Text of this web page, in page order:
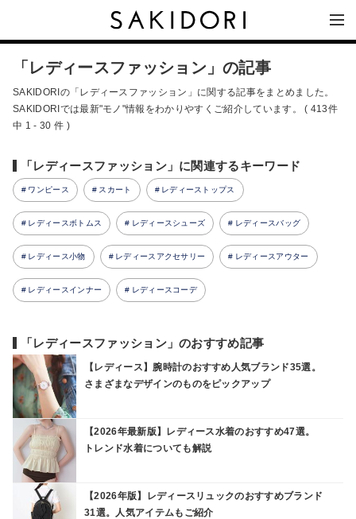
「レディースファッション」の記事
SAKIDORIの「レディースファッション」に関する記事をまとめました。
SAKIDORIでは最新"モノ"情報をわかりやすくご紹介しています。 ( 413件
中 1 - 30 件 )
「レディースファッション」に関連するキーワード
ワンピース スカート レディーストップス
レディースボトムス レディースシューズ レディースバッグ
レディース小物 レディースアクセサリー レディースアウター
レディースインナー レディースコーデ
「レディースファッション」のおすすめ記事
【レディース】腕時計のおすすめ人気ブランド35選。
さまざまなデザインのものをピックアップ
【2026年最新版】レディース水着のおすすめ47選。
トレンド水着についても解説
【2026年版】レディースリュックのおすすめブランド
31選。人気アイテムもご紹介